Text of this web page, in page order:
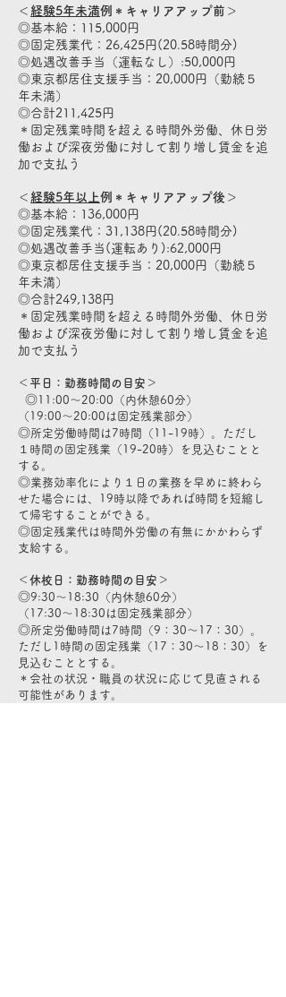
＜ 経験5年未満例＊キャリアアップ前＞
◎基本給：115,000円
◎固定残業代：26,425円(20.58時間分)
◎処遇改善手当（運転なし）:50,000円
◎東京都居住支援手当：20,000円（勤続５
年未満）
◎合計211,425円
＊固定残業時間を超える時間外労働、休日労
働および深夜労働に対して割り増し賃金を追
加で支払う
＜ 経験5年以上例＊キャリアアップ後＞
◎基本給：136,000円
◎固定残業代：31,138円(20.58時間分)
◎処遇改善手当(運転あり):62,000円
◎東京都居住支援手当：20,000円（勤続５
年未満）
◎合計249,138円
＊固定残業時間を超える時間外労働、休日労
働および深夜労働に対して割り増し賃金を追
加で支払う
＜平日：勤務時間の目安＞
◎11:00～20:00（内休憩60分）
（19:00～20:00は固定残業部分）
◎所定労働時間は7時間（11-19時）。ただし
１時間の固定残業（19-20時）を見込むことと
する。
◎業務効率化により１日の業務を早めに終わら
せた場合には、19時以降であれば時間を短縮し
て帰宅することができる。
◎固定残業代は時間外労働の有無にかかわらず
支給する。
＜休校日：勤務時間の目安＞
◎9:30～18:30（内休憩60分）
（17:30～18:30は固定残業部分）
◎所定労働時間は7時間（9：30～17：30）。
ただし1時間の固定残業（17：30～18：30）を
見込むこととする。
＊会社の状況・職員の状況に応じて見直される
可能性があります。